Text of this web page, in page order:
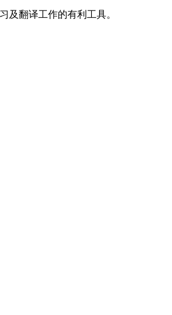
及翻译工作的有利工具。